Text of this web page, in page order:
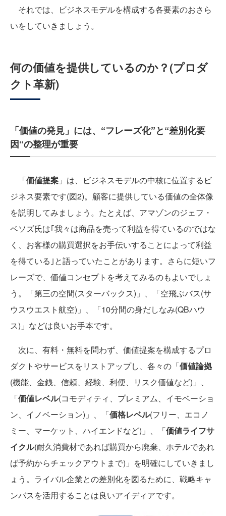
それでは、ビジネスモデルを構成する各要素のおさら
いをしていきましょう。
何の価値を提供しているのか？(プロダ
クト革新)
「価値の発見」には、“フレーズ化”と“差別化要
因“の整理が重要
「価値提案 」は、ビジネスモデルの中核に位置するビ
ジネス要素です(図2)。顧客に提供している価値の全体像
を説明してみましょう。たとえば、アマゾンのジェフ・
ベソズ氏は｢我々は商品を売って利益を得ているのではな
く、お客様の購買選択をお手伝いすることによって利益
を得ている｣と語っていたことがあります。さらに短いフ
レーズで、価値コンセプトを考えてみるのもよいでしょ
う。「第三の空間(スターバックス)」、「空飛ぶバス(サ
ウスウエスト航空)」、「10分間の身だしなみ(QBハウ
ス)」などは良いお手本です。
次に、有料・無料を問わず、価値提案を構成するプロ
ダクトやサービスをリストアップし、各々の「価値論拠
(機能、金銭、信頼、経験、利便、リスク価値など)」、
「価値レベル(コモディティ、プレミアム、イモベーショ
ン、イノベーション)」、「価格レベル(フリー、エコノ
ミー、マーケット、ハイエンドなど)」、「価値ライフサ
イクル(耐久消費材であれば購買から廃棄、ホテルであれ
ば予約からチェックアウトまで)」を明確にしていきまし
ょう。ライバル企業との差別化を図るために、戦略キャ
ンバスを活用することは良いアイディアです。